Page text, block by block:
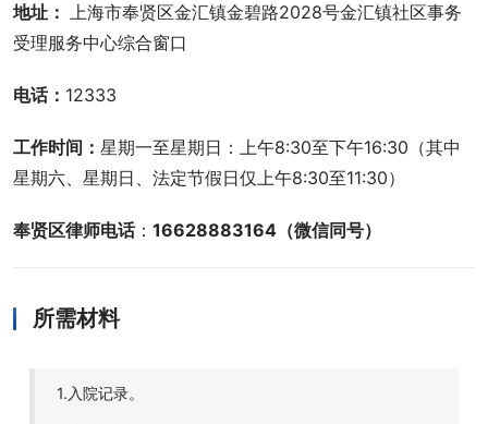
地址： 上海市奉贤区金汇镇金碧路2028号金汇镇社区事务
受理服务中心综合窗口
电话： 12333
工作时间： 星期一至星期日：上午8:30至下午16:30（其中
星期六、星期日、法定节假日仅上午8:30至11:30）
奉贤区律师电话： 16628883164（微信同号）
所需材料
1.入院记录。